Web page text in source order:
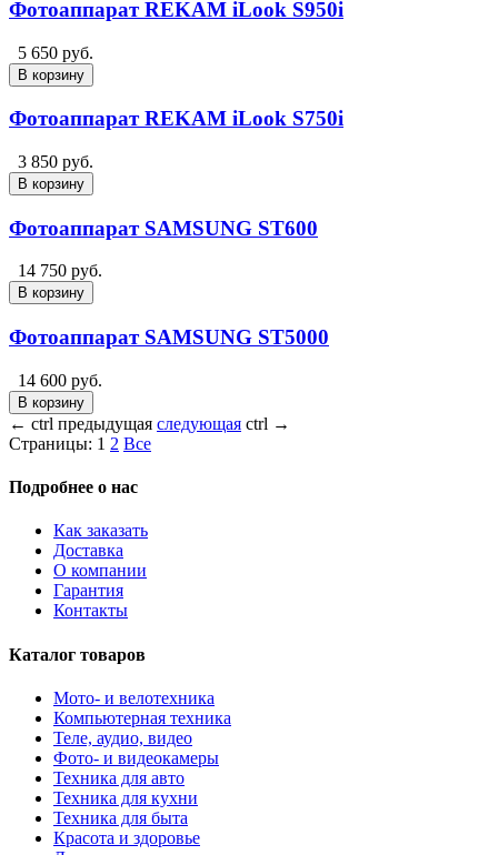
Фотоаппарат REKAM iLook S950i
5 650 руб.
В корзину
Фотоаппарат REKAM iLook S750i
3 850 руб.
В корзину
Фотоаппарат SAMSUNG ST600
14 750 руб.
В корзину
Фотоаппарат SAMSUNG ST5000
14 600 руб.
В корзину
← ctrl предыдущая следующая ctrl →
Страницы: 1 2 Все
Подробнее о нас
Как заказать
Доставка
О компании
Гарантия
Контакты
Каталог товаров
Мото- и велотехника
Компьютерная техника
Теле, аудио, видео
Фото- и видеокамеры
Техника для авто
Техника для кухни
Техника для быта
Красота и здоровье